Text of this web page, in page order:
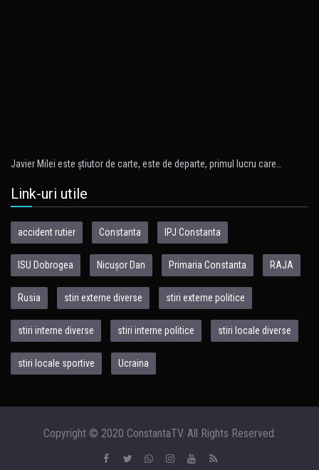
Javier Milei este ştiutor de carte, este de departe, primul lucru care…
Link-uri utile
accident rutier Constanta IPJ Constanta
ISU Dobrogea Nicușor Dan Primaria Constanta RAJA
Rusia stiri externe diverse stiri externe politice
stiri interne diverse stiri interne politice stiri locale diverse
stiri locale sportive Ucraina
Copyright © 2020 ConstantaTV. All Rights Reserved.